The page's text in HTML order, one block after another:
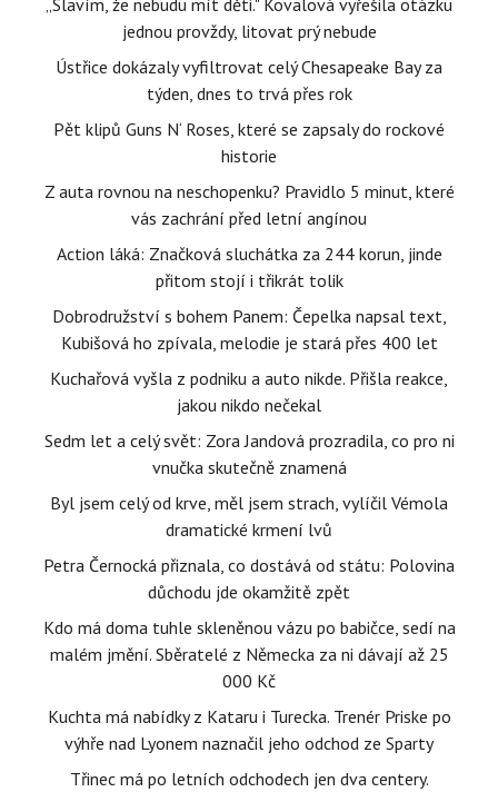
„Slavím, že nebudu mít děti." Kovalová vyřešila otázku
jednou provždy, litovat prý nebude
Ústřice dokázaly vyfiltrovat celý Chesapeake Bay za
týden, dnes to trvá přes rok
Pět klipů Guns N‘ Roses, které se zapsaly do rockové
historie
Z auta rovnou na neschopenku? Pravidlo 5 minut, které
vás zachrání před letní angínou
Action láká: Značková sluchátka za 244 korun, jinde
přitom stojí i třikrát tolik
Dobrodružství s bohem Panem: Čepelka napsal text,
Kubišová ho zpívala, melodie je stará přes 400 let
Kuchařová vyšla z podniku a auto nikde. Přišla reakce,
jakou nikdo nečekal
Sedm let a celý svět: Zora Jandová prozradila, co pro ni
vnučka skutečně znamená
Byl jsem celý od krve, měl jsem strach, vylíčil Vémola
dramatické krmení lvů
Petra Černocká přiznala, co dostává od státu: Polovina
důchodu jde okamžitě zpět
Kdo má doma tuhle skleněnou vázu po babičce, sedí na
malém jmění. Sběratelé z Německa za ni dávají až 25
000 Kč
Kuchta má nabídky z Kataru i Turecka. Trenér Priske po
výhře nad Lyonem naznačil jeho odchod ze Sparty
Třinec má po letních odchodech jen dva centery.